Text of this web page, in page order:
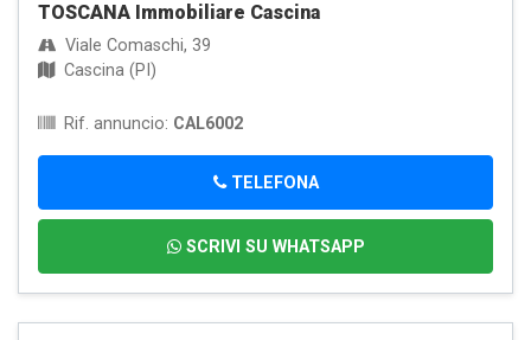
TOSCANA Immobiliare Cascina
Viale Comaschi, 39
Cascina (PI)
Rif. annuncio: CAL6002
TELEFONA
SCRIVI SU WHATSAPP